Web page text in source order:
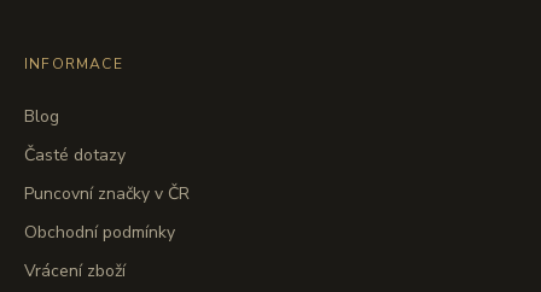
INFORMACE
Blog
Časté dotazy
Puncovní značky v ČR
Obchodní podmínky
Vrácení zboží